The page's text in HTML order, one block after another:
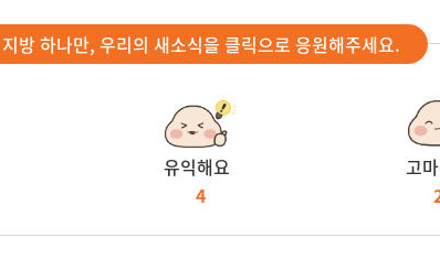
지방 하나만, 우리의 새소식을 클릭으로 응원해주세요.
유익해요
4
고